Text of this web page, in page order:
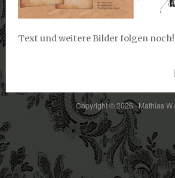
Text und weitere Bilder folgen noch!
Copyright © 2026 · Mathias